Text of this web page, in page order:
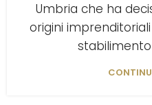
Umbria che ha
origini
stabilimento